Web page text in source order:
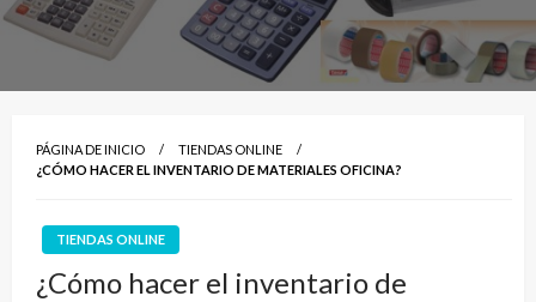
PÁGINA DE INICIO
TIENDAS ONLINE
¿CÓMO HACER EL INVENTARIO DE MATERIALES OFICINA?
TIENDAS ONLINE
¿Cómo hacer el inventario de